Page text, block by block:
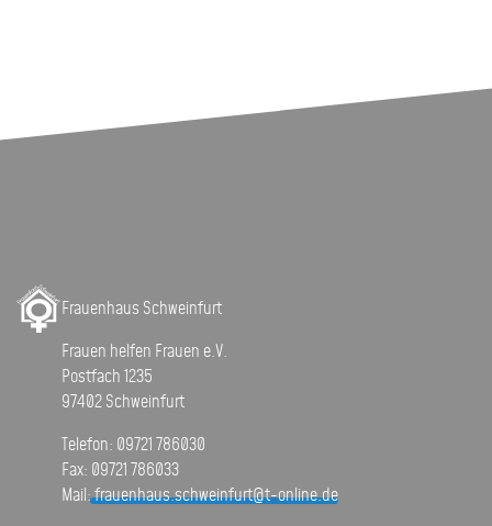
Frauenhaus Schweinfurt
Frauen helfen Frauen e.V.
Postfach 1235
97402 Schweinfurt
Telefon: 09721 786030
Fax: 09721 786033
Mail:frauenhaus.schweinfurt@t-online.de